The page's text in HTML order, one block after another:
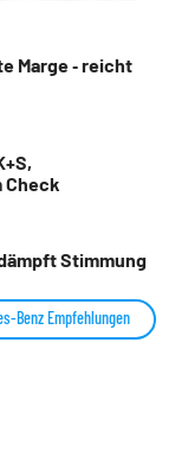
Marge ‑ reicht
Check
Stimmung
Benz Empfehlungen